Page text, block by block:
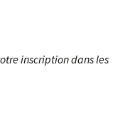
inscription dans les